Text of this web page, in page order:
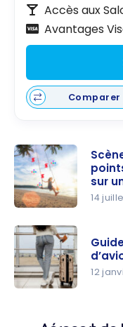
Accès aux
Avantages
Comparer
comment
utiliser ses
points
Scène+
économise
sur
14
12